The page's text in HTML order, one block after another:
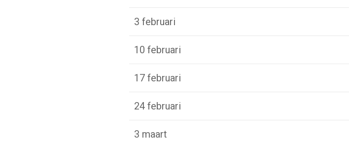
3 februari
10 februari
17 februari
24 februari
3 maart